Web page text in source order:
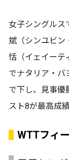
女子シングルス
斌（シンユビン
恬（イェイーテ
でナタリア・バ
で下し、見事優
スト8が最高成
WTTフィ